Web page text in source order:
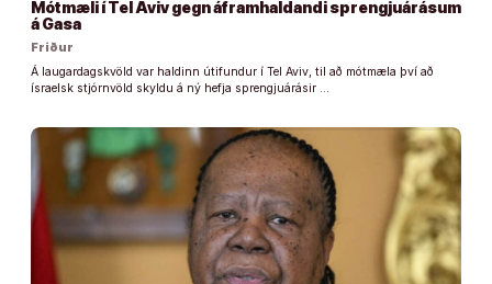
Mótmæli í Tel Aviv gegn áframhaldandi sprengjuárásum
á Gasa
Friður
Á laugardagskvöld var haldinn útifundur í Tel Aviv, til að mótmæla því að
ísraelsk stjórnvöld skyldu á ný hefja sprengjuárásir …